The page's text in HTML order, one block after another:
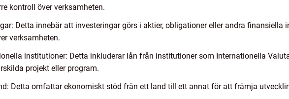
kontroll över verksamheten.
Detta innebär att investeringar görs i aktier, obligationer eller andra
verksamheten.
institutioner: Detta inkluderar lån från institutioner som Internationella
projekt eller program.
Detta omfattar ekonomiskt stöd från ett land till ett annat för att främja